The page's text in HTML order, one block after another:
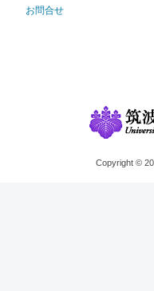
お問合せ
Copyright ©